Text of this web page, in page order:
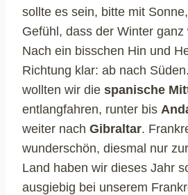
sollte es sein, bitte mit
Gefühl, dass der Winter ganz
Nach ein bisschen Hin und
Richtung klar: ab nach
wollten wir die spanische
entlangfahren, runter bis
weiter nach Gibraltar.
wunderschön, diesmal nur
Land haben wir dieses Jahr
ausgiebig bei unserem